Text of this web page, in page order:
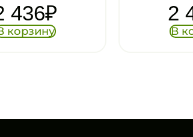
2 436
В корзину